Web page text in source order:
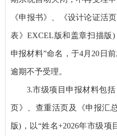
《申报书》、《设计论证活
表》EXCEL版和盖章扫描版)
申报材料”命名， 于4月20日前
逾期不予受理。
3.市级项目申报材料包
页》、查重活页及《申报汇
版)，以“姓名+2026年市级